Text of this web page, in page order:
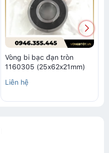
Vòng bi bạc đạn tròn
1160305 (25x62x21mm)
Liên hệ